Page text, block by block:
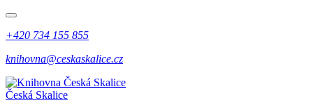
+420 734 155 855
knihovna@ceskaskalice.cz
Česká Skalice